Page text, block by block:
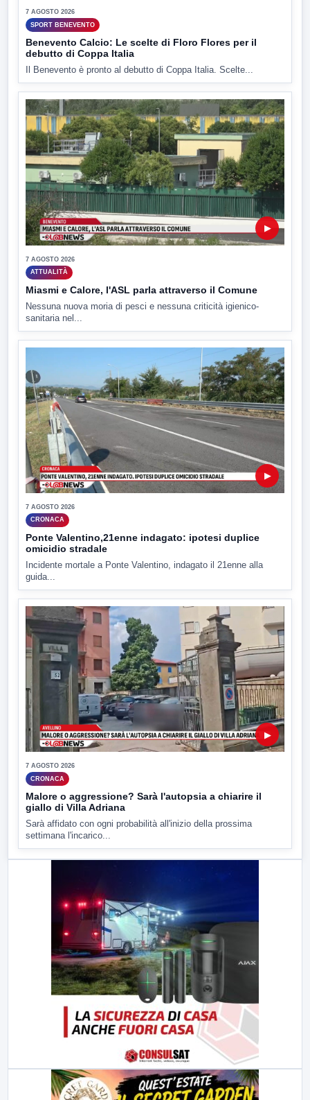
7 AGOSTO 2026
SPORT BENEVENTO
Benevento Calcio: Le scelte di Floro Flores per il
debutto di Coppa Italia
Il Benevento è pronto al debutto di Coppa Italia. Scelte...
▶
7 AGOSTO 2026
ATTUALITÀ
Miasmi e Calore, l'ASL parla attraverso il Comune
Nessuna nuova moria di pesci e nessuna criticità igienico-
sanitaria nel...
▶
7 AGOSTO 2026
CRONACA
Ponte Valentino,21enne indagato: ipotesi duplice
omicidio stradale
Incidente mortale a Ponte Valentino, indagato il 21enne alla
guida...
▶
7 AGOSTO 2026
CRONACA
Malore o aggressione? Sarà l'autopsia a chiarire il
giallo di Villa Adriana
Sarà affidato con ogni probabilità all'inizio della prossima
settimana l'incarico...